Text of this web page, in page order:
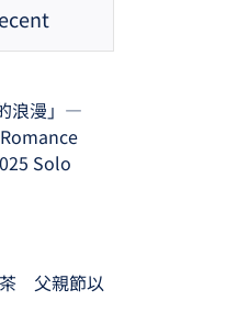
浪漫」—
Solo
茶 父親節以